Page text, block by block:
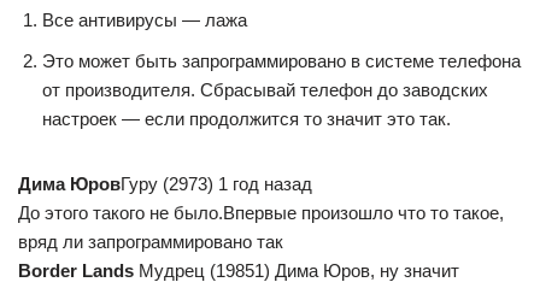
Все антивирусы — лажа
Это может быть запрограммировано в системе телефона
от производителя. Сбрасывай телефон до заводских
настроек — если продолжится то значит это так.
Дима ЮровГуру (2973) 1 год назад
До этого такого не было.Впервые произошло что то такое,
вряд ли запрограммировано так
Border Lands Мудрец (19851) Дима Юров, ну значит